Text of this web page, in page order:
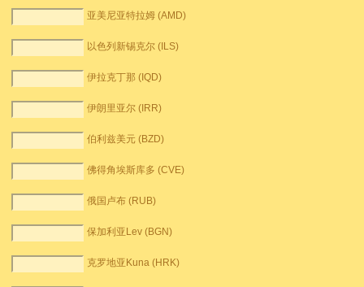
亚美尼亚特拉姆 (AMD)
以色列新锡克尔 (ILS)
伊拉克丁那 (IQD)
伊朗里亚尔 (IRR)
伯利兹美元 (BZD)
佛得角埃斯库多 (CVE)
俄国卢布 (RUB)
保加利亚Lev (BGN)
克罗地亚Kuna (HRK)